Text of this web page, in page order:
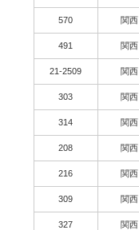
570 関西
491 関西
21-2509 関西
303 関西
314 関西
208 関西
216 関西
309 関西
327 関西